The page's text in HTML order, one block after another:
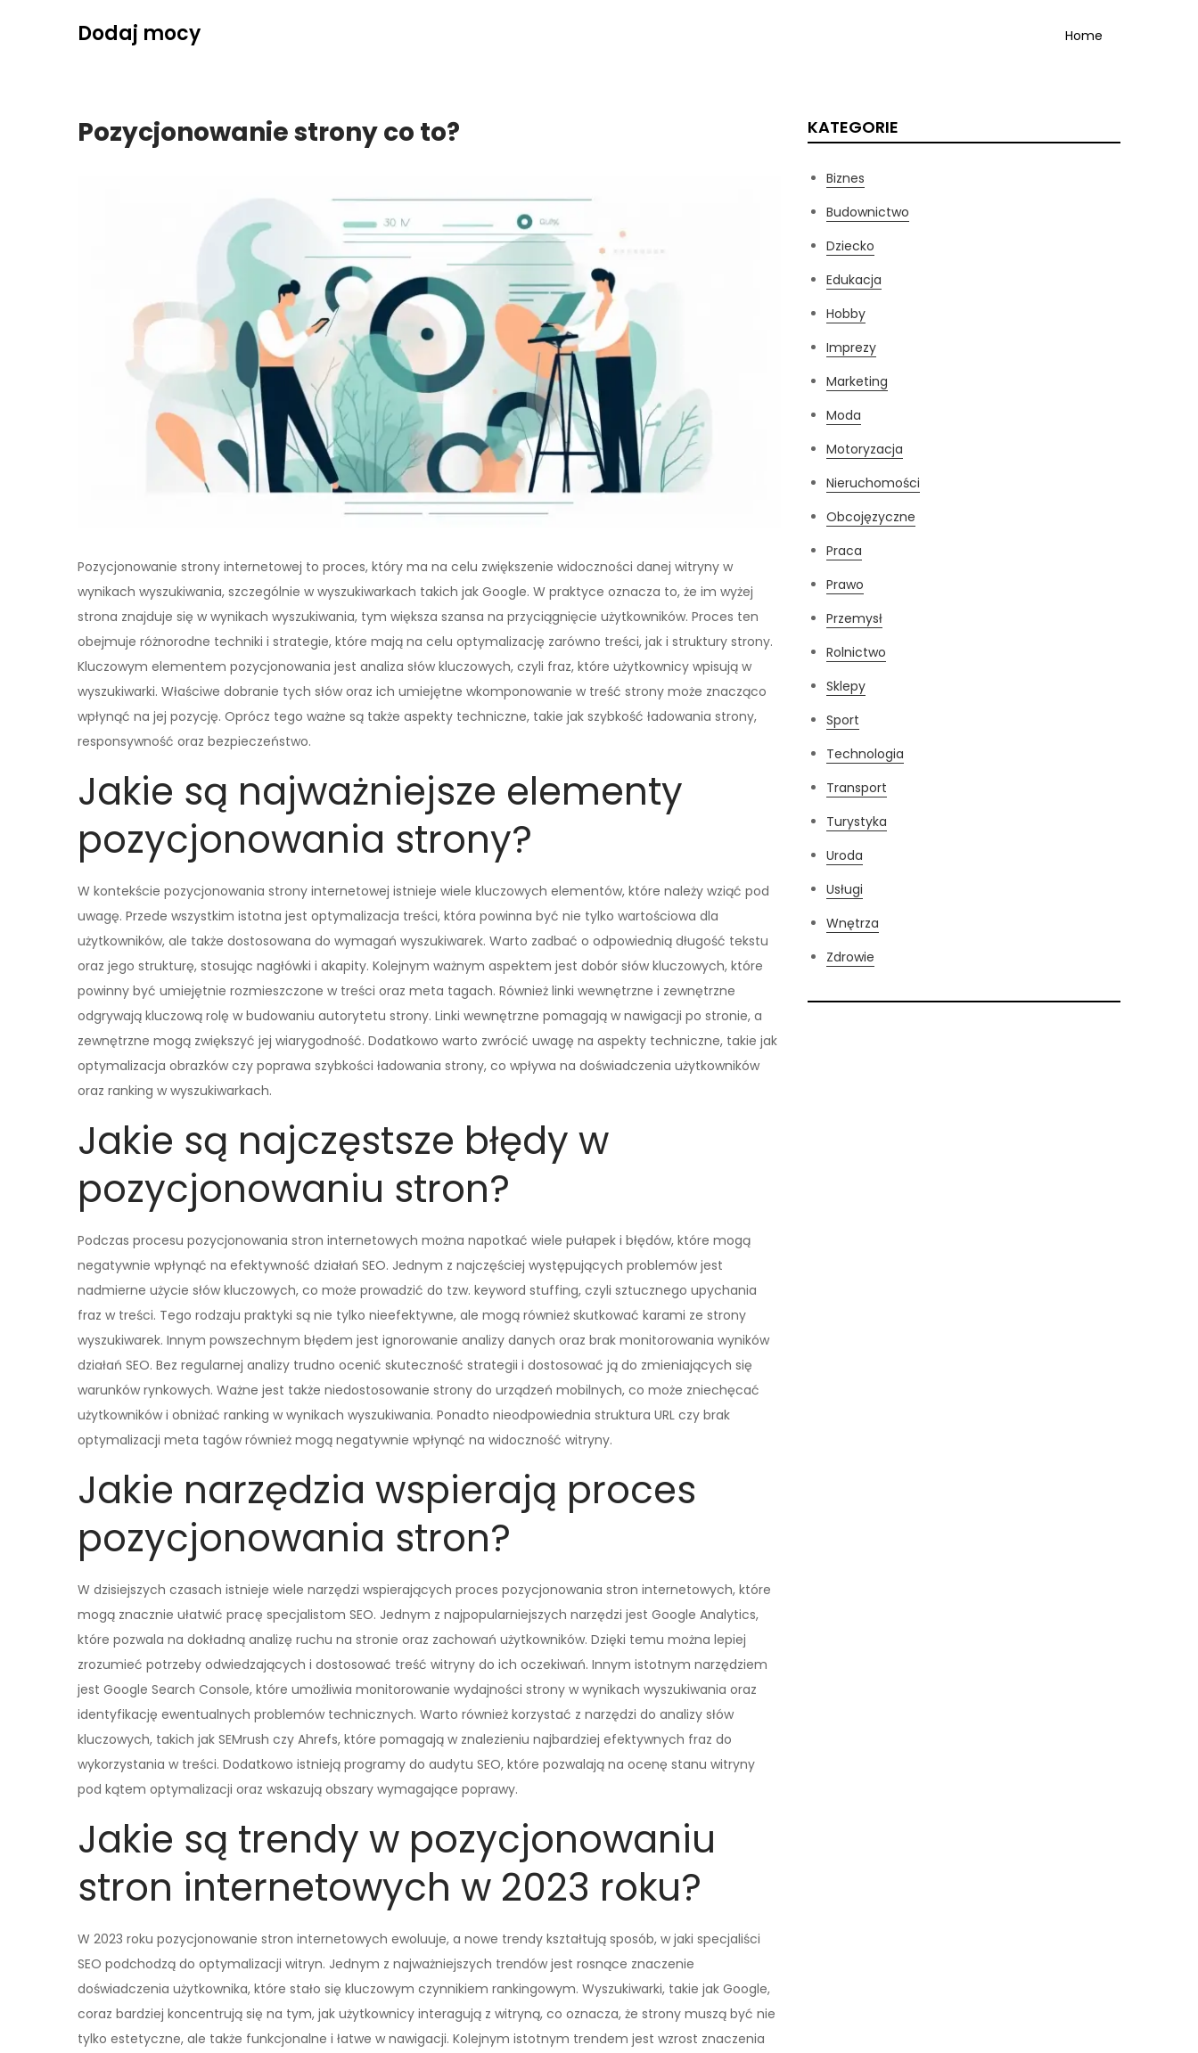
Dodaj mocy Home
Pozycjonowanie strony co to?
Pozycjonowanie strony internetowej to proces, który ma na celu zwiększenie widoczności danej witryny w
wynikach wyszukiwania, szczególnie w wyszukiwarkach takich jak Google. W praktyce oznacza to, że im wyżej
strona znajduje się w wynikach wyszukiwania, tym większa szansa na przyciągnięcie użytkowników. Proces ten
obejmuje różnorodne techniki i strategie, które mają na celu optymalizację zarówno treści, jak i struktury strony.
Kluczowym elementem pozycjonowania jest analiza słów kluczowych, czyli fraz, które użytkownicy wpisują w
wyszukiwarki. Właściwe dobranie tych słów oraz ich umiejętne wkomponowanie w treść strony może znacząco
wpłynąć na jej pozycję. Oprócz tego ważne są także aspekty techniczne, takie jak szybkość ładowania strony,
responsywność oraz bezpieczeństwo.
Jakie są najważniejsze elementy
pozycjonowania strony?
W kontekście pozycjonowania strony internetowej istnieje wiele kluczowych elementów, które należy wziąć pod
uwagę. Przede wszystkim istotna jest optymalizacja treści, która powinna być nie tylko wartościowa dla
użytkowników, ale także dostosowana do wymagań wyszukiwarek. Warto zadbać o odpowiednią długość tekstu
oraz jego strukturę, stosując nagłówki i akapity. Kolejnym ważnym aspektem jest dobór słów kluczowych, które
powinny być umiejętnie rozmieszczone w treści oraz meta tagach. Również linki wewnętrzne i zewnętrzne
odgrywają kluczową rolę w budowaniu autorytetu strony. Linki wewnętrzne pomagają w nawigacji po stronie, a
zewnętrzne mogą zwiększyć jej wiarygodność. Dodatkowo warto zwrócić uwagę na aspekty techniczne, takie jak
optymalizacja obrazków czy poprawa szybkości ładowania strony, co wpływa na doświadczenia użytkowników
oraz ranking w wyszukiwarkach.
Jakie są najczęstsze błędy w
pozycjonowaniu stron?
Podczas procesu pozycjonowania stron internetowych można napotkać wiele pułapek i błędów, które mogą
negatywnie wpłynąć na efektywność działań SEO. Jednym z najczęściej występujących problemów jest
nadmierne użycie słów kluczowych, co może prowadzić do tzw. keyword stuffing, czyli sztucznego upychania
fraz w treści. Tego rodzaju praktyki są nie tylko nieefektywne, ale mogą również skutkować karami ze strony
wyszukiwarek. Innym powszechnym błędem jest ignorowanie analizy danych oraz brak monitorowania wyników
działań SEO. Bez regularnej analizy trudno ocenić skuteczność strategii i dostosować ją do zmieniających się
warunków rynkowych. Ważne jest także niedostosowanie strony do urządzeń mobilnych, co może zniechęcać
użytkowników i obniżać ranking w wynikach wyszukiwania. Ponadto nieodpowiednia struktura URL czy brak
optymalizacji meta tagów również mogą negatywnie wpłynąć na widoczność witryny.
Jakie narzędzia wspierają proces
pozycjonowania stron?
W dzisiejszych czasach istnieje wiele narzędzi wspierających proces pozycjonowania stron internetowych, które
mogą znacznie ułatwić pracę specjalistom SEO. Jednym z najpopularniejszych narzędzi jest Google Analytics,
które pozwala na dokładną analizę ruchu na stronie oraz zachowań użytkowników. Dzięki temu można lepiej
zrozumieć potrzeby odwiedzających i dostosować treść witryny do ich oczekiwań. Innym istotnym narzędziem
jest Google Search Console, które umożliwia monitorowanie wydajności strony w wynikach wyszukiwania oraz
identyfikację ewentualnych problemów technicznych. Warto również korzystać z narzędzi do analizy słów
kluczowych, takich jak SEMrush czy Ahrefs, które pomagają w znalezieniu najbardziej efektywnych fraz do
wykorzystania w treści. Dodatkowo istnieją programy do audytu SEO, które pozwalają na ocenę stanu witryny
pod kątem optymalizacji oraz wskazują obszary wymagające poprawy.
Jakie są trendy w pozycjonowaniu
stron internetowych w 2023 roku?
W 2023 roku pozycjonowanie stron internetowych ewoluuje, a nowe trendy kształtują sposób, w jaki specjaliści
SEO podchodzą do optymalizacji witryn. Jednym z najważniejszych trendów jest rosnące znaczenie
doświadczenia użytkownika, które stało się kluczowym czynnikiem rankingowym. Wyszukiwarki, takie jak Google,
coraz bardziej koncentrują się na tym, jak użytkownicy interagują z witryną, co oznacza, że strony muszą być nie
tylko estetyczne, ale także funkcjonalne i łatwe w nawigacji. Kolejnym istotnym trendem jest wzrost znaczenia
KATEGORIE
Biznes
Budownictwo
Dziecko
Edukacja
Hobby
Imprezy
Marketing
Moda
Motoryzacja
Nieruchomości
Obcojęzyczne
Praca
Prawo
Przemysł
Rolnictwo
Sklepy
Sport
Technologia
Transport
Turystyka
Uroda
Usługi
Wnętrza
Zdrowie